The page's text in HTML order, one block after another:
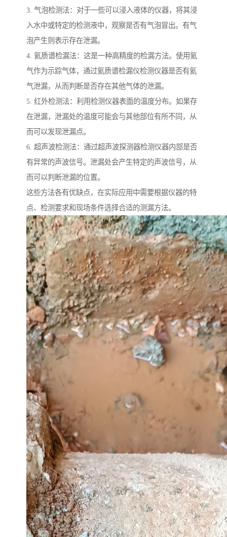
3. 气泡检测法：对于一些可以浸入液体的仪器，将其浸
入水中或特定的检测液中，观察是否有气泡冒出。有气
泡产生则表示存在泄漏。
4. 氦质谱检漏法：这是一种高精度的检漏方法。使用氦
气作为示踪气体，通过氦质谱检漏仪检测仪器是否有氦
气泄漏，从而判断是否存在其他气体的泄漏。
5. 红外检测法：利用检测仪器表面的温度分布。如果存
在泄漏，泄漏处的温度可能会与其他部位有所不同，从
而可以发现泄漏点。
6. 超声波检测法：通过超声波探测器检测仪器内部是否
有异常的声波信号。泄漏处会产生特定的声波信号，从
而可以判断泄漏的位置。
这些方法各有优缺点，在实际应用中需要根据仪器的特
点、检测要求和现场条件选择合适的测漏方法。